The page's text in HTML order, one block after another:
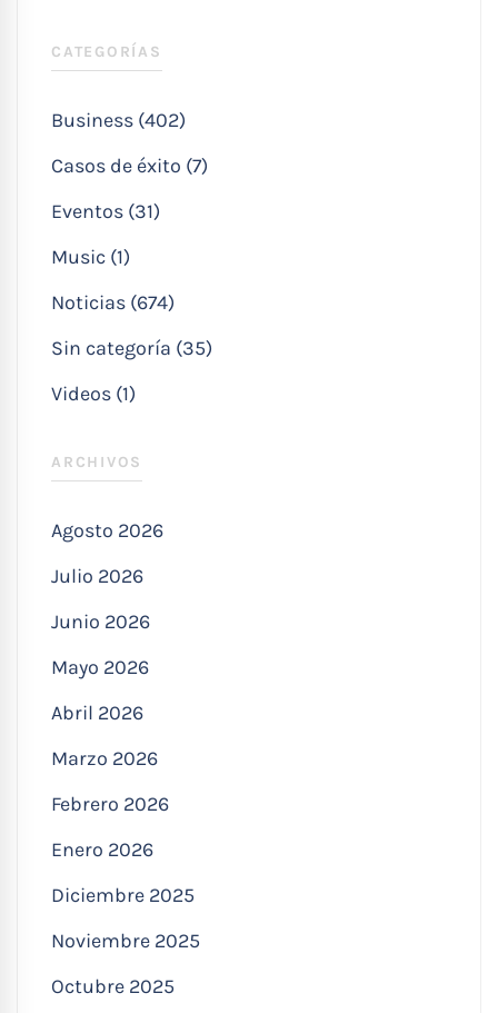
CATEGORÍAS
Business (402)
Casos de éxito (7)
Eventos (31)
Music (1)
Noticias (674)
Sin categoría (35)
Videos (1)
ARCHIVOS
Agosto 2026
Julio 2026
Junio 2026
Mayo 2026
Abril 2026
Marzo 2026
Febrero 2026
Enero 2026
Diciembre 2025
Noviembre 2025
Octubre 2025